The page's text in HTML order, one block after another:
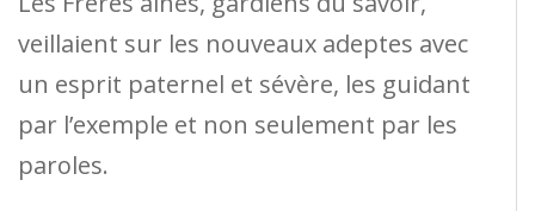
veillaient sur les nouveaux adeptes avec
un esprit paternel et sévère, les guidant
par l’exemple et non seulement par les
paroles.